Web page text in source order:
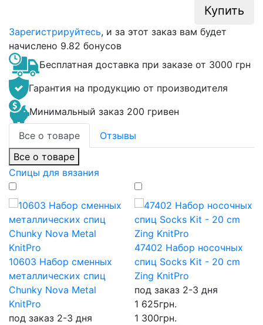
Купить
Зарегистрируйтесь, и за этот заказ вам будет
начислено 9.82 бонусов
Бесплатная доставка при заказе от 3000 грн
Гарантия на продукцию от производителя
Минимальный заказ 200 гривен
Все о товаре
Отзывы
Все о товаре
Спицы для вязания
10603 Набор сменных
металлических спиц
Chunky Nova Metal
KnitPro
под заказ 2-3 дня
47402 Набор носочных
спиц Socks Kit - 20 cm
Zing KnitPro
под заказ 2-3 дня
1 625грн.
1 300грн.